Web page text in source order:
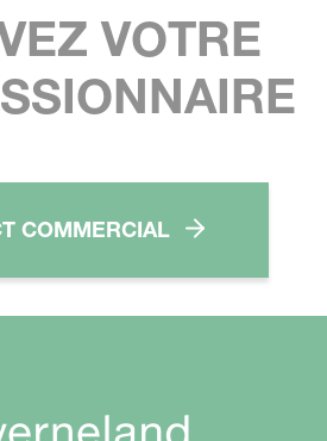
VOTRE
COMMERCIAL